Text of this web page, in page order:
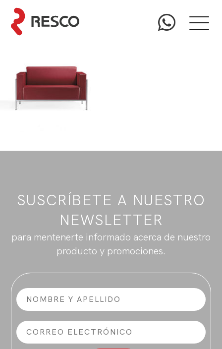
SUSCRÍBETE A NUESTRO
NEWSLETTER
para mentenerte informado acerca de nuestro
producto y promociones.